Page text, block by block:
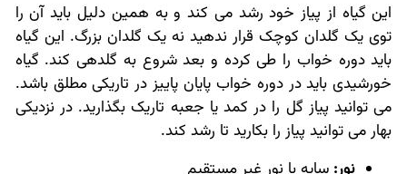
این گیاه از پیاز خود رشد می کند و به همین دلیل باید آن را
توی یک گلدان کوچک قرار ندهید نه یک گلدان بزرگ. این گیاه
باید دوره خواب را طی کرده و بعد شروع به گلدهی کند. گیاه
خورشیدی باید در دوره خواب پایان پاییز در تاریکی مطلق باشد.
می توانید پیاز گل را در کمد یا جعبه تاریک بگذارید. در نزدیکی
بهار می توانید پیاز را بکارید تا رشد کند.